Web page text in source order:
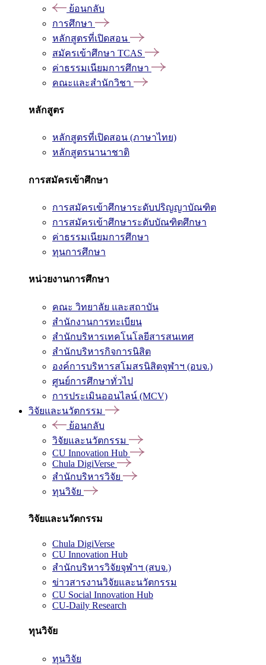
ย้อนกลับ
การศึกษา
หลักสูตรที่เปิดสอน
สมัครเข้าศึกษา TCAS
ค่าธรรมเนียมการศึกษา
คณะและสำนักวิชา
หลักสูตร
หลักสูตรที่เปิดสอน (ภาษาไทย)
หลักสูตรนานาชาติ
การสมัครเข้าศึกษา
การสมัครเข้าศึกษาระดับปริญญาบัณฑิต
การสมัครเข้าศึกษาระดับบัณฑิตศึกษา
ค่าธรรมเนียมการศึกษา
ทุนการศึกษา
หน่วยงานการศึกษา
คณะ วิทยาลัย และสถาบัน
สำนักงานการทะเบียน
สำนักบริหารเทคโนโลยีสารสนเทศ
สำนักบริหารกิจการนิสิต
องค์การบริหารสโมสรนิสิตจุฬาฯ (อบจ.)
ศูนย์การศึกษาทั่วไป
การประเมินออนไลน์ (MCV)
วิจัยและนวัตกรรม
ย้อนกลับ
วิจัยและนวัตกรรม
CU Innovation Hub
Chula DigiVerse
สำนักบริหารวิจัย
ทุนวิจัย
วิจัยและนวัตกรรม
Chula DigiVerse
CU Innovation Hub
สำนักบริหารวิจัยจุฬาฯ (สบจ.)
ข่าวสารงานวิจัยและนวัตกรรม
CU Social Innovation Hub
CU-Daily Research
ทุนวิจัย
ทุนวิจัย